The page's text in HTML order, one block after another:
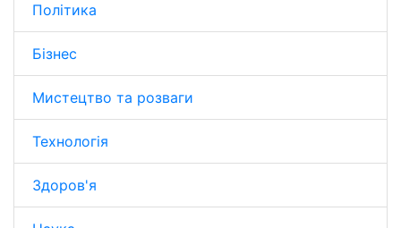
Політика
Бізнес
Мистецтво та розваги
Технологія
Здоров'я